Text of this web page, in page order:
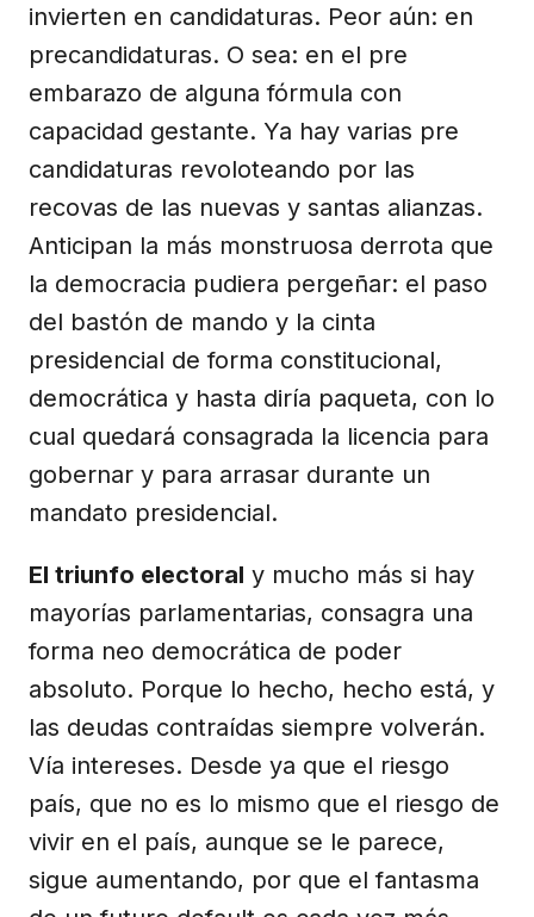
invierten en candidaturas. Peor aún: en
precandidaturas. O sea: en el pre
embarazo de alguna fórmula con
capacidad gestante. Ya hay varias pre
candidaturas revoloteando por las
recovas de las nuevas y santas alianzas.
Anticipan la más monstruosa derrota que
la democracia pudiera pergeñar: el paso
del bastón de mando y la cinta
presidencial de forma constitucional,
democrática y hasta diría paqueta, con lo
cual quedará consagrada la licencia para
gobernar y para arrasar durante un
mandato presidencial.
El triunfo electoral y mucho más si hay
mayorías parlamentarias, consagra una
forma neo democrática de poder
absoluto. Porque lo hecho, hecho está, y
las deudas contraídas siempre volverán.
Vía intereses. Desde ya que el riesgo
país, que no es lo mismo que el riesgo de
vivir en el país, aunque se le parece,
sigue aumentando, por que el fantasma